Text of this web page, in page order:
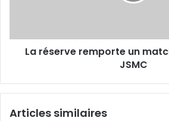
la
JSMCLa réserve remporte un
JSMC
Articles similaires